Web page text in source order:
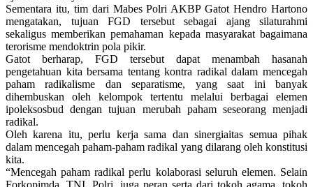
Sementara itu, tim dari Mabes Polri AKBP Gatot Hendro Hartono
mengatakan, tujuan FGD tersebut sebagai ajang silaturahmi
sekaligus memberikan pemahaman kepada masyarakat bagaimana
terorisme mendoktrin pola pikir.
Gatot berharap, FGD tersebut dapat menambah hasanah
pengetahuan kita bersama tentang kontra radikal dalam mencegah
paham radikalisme dan separatisme, yang saat ini banyak
dihembuskan oleh kelompok tertentu melalui berbagai elemen
ipoleksosbud dengan tujuan merubah paham seseorang menjadi
radikal.
Oleh karena itu, perlu kerja sama dan sinergiaitas semua pihak
dalam mencegah paham-paham radikal yang dilarang oleh konstitusi
kita.
“Mencegah paham radikal perlu kolaborasi seluruh elemen. Selain
Forkopimda, TNI, Polri, juga peran serta dari tokoh agama, tokoh